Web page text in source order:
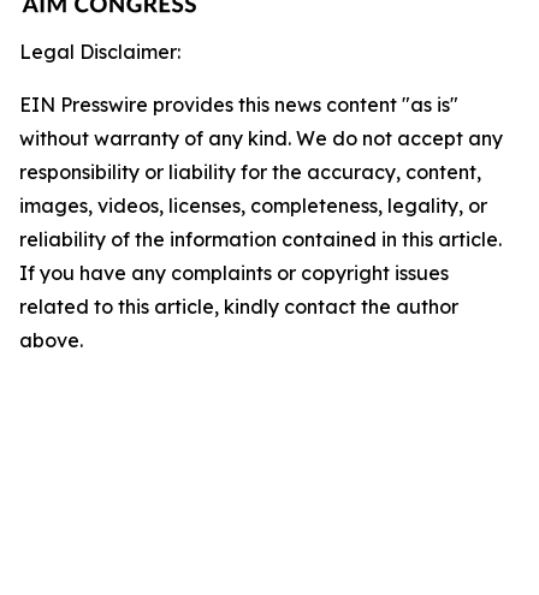
Legal Disclaimer:
EIN Presswire provides this news content "as is"
without warranty of any kind. We do not accept any
responsibility or liability for the accuracy, content,
images, videos, licenses, completeness, legality, or
reliability of the information contained in this article.
If you have any complaints or copyright issues
related to this article, kindly contact the author
above.